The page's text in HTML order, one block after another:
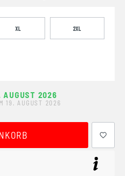
XL 2XL
AUGUST 2026
19. AUGUST 2026
benutze die Schaltflächen